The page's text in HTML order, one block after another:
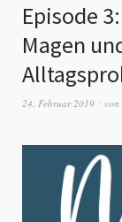
Episode
Magen
24. Februar 2019 von